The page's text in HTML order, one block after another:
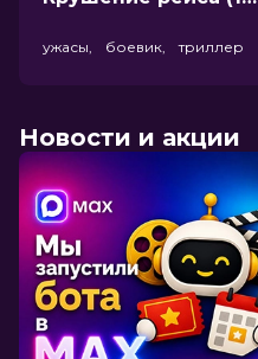
ужасы, боевик, триллер
Новости и акции